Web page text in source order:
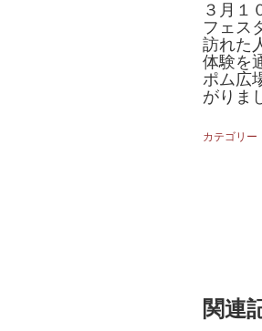
３月１
フェス
訪れた
体験を
ポム広
がりま
カテゴリー
関連